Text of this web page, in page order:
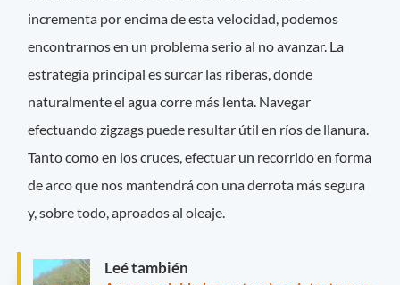
incrementa por encima de esta velocidad, podemos
encontrarnos en un problema serio al no avanzar. La
estrategia principal es surcar las riberas, donde
naturalmente el agua corre más lenta. Navegar
efectuando zigzags puede resultar útil en ríos de llanura.
Tanto como en los cruces, efectuar un recorrido en forma
de arco que nos mantendrá con una derrota más segura
y, sobre todo, aproados al oleaje.
Leé también